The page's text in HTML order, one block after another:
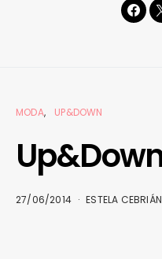
MODA UP&DOWN
27/06/2014 ESTELA CEBRIÁN